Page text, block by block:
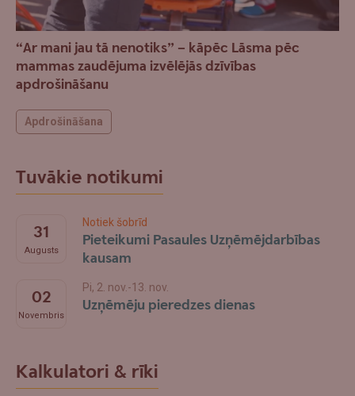
“Ar mani jau tā nenotiks” – kāpēc Lāsma pēc
mammas zaudējuma izvēlējās dzīvības
apdrošināšanu
Apdrošināšana
Tuvākie notikumi
31
Augusts
Notiek šobrīd
Pieteikumi Pasaules Uzņēmējdarbības
kausam
02
Novembris
Pi, 2. nov.-13. nov.
Uzņēmēju pieredzes dienas
Kalkulatori & rīki